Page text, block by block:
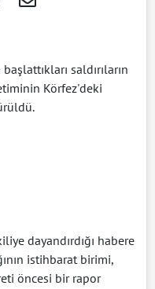
saldırıların
Körfez'deki
dayandırdığı habere
istihbarat birimi,
öncesi bir rapor